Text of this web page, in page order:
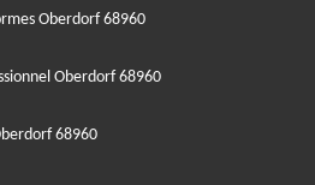
Oberdorf 68960
Oberdorf 68960
68960